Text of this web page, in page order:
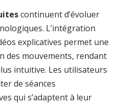
continuent d’évoluer
L’intégration
explicatives permet une
des mouvements, rendant
intuitive. Les utilisateurs
de séances
qui s’adaptent à leur